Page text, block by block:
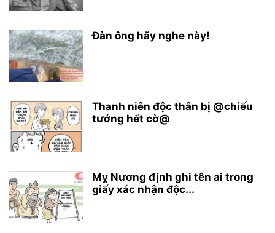
Đàn ông hãy nghe này!
Thanh niên độc thân bị @chiếu
tướng hết cờ@
Mỵ Nương định ghi tên ai trong
giấy xác nhận độc...